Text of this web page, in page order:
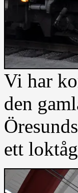
Vi har
den
ett